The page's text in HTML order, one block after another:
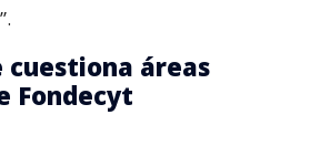
cuestiona áreas
Fondecyt